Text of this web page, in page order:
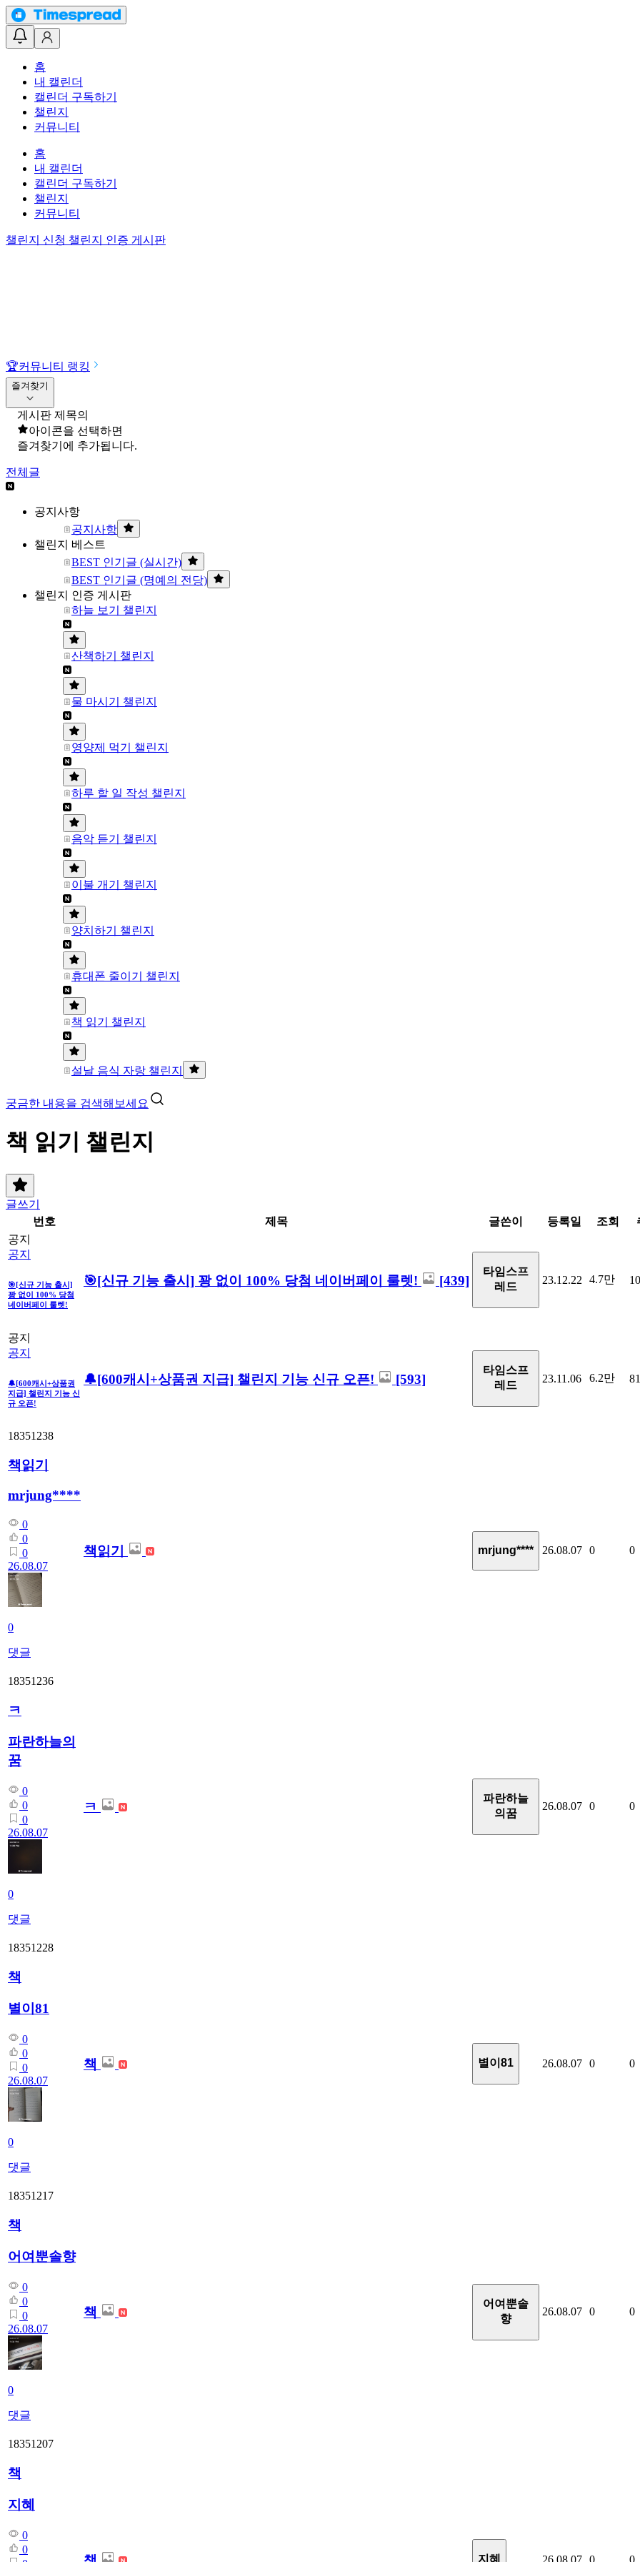
홈
내 캘린더
캘린더 구독하기
챌린지
커뮤니티
홈
내 캘린더
캘린더 구독하기
챌린지
커뮤니티
챌린지 신청 챌린지 인증 게시판
🏆커뮤니티 랭킹
즐겨찾기
게시판 제목의
아이콘을 선택하면
즐겨찾기에 추가됩니다.
전체글
공지사항
공지사항
챌린지 베스트
BEST 인기글 (실시간)
BEST 인기글 (명예의 전당)
챌린지 인증 게시판
하늘 보기 챌린지
산책하기 챌린지
물 마시기 챌린지
영양제 먹기 챌린지
하루 할 일 작성 챌린지
음악 듣기 챌린지
이불 개기 챌린지
양치하기 챌린지
휴대폰 줄이기 챌린지
책 읽기 챌린지
설날 음식 자랑 챌린지
궁금한 내용을 검색해보세요
책 읽기 챌린지
글쓰기
번호
제목 글쓴이 등록일 조회
공지
공지
🎯[신규 기능 출시]
꽝 없이 100% 당첨
네이버페이 룰렛!
🎯[신규 기능 출시] 꽝 없이 100% 당첨 네이버페이 룰렛! [439]
타임스프
레드
23.12.22 4.7만
공지
공지
🔔[600캐시+상품권
지급] 챌린지 기능 신
규 오픈!
🔔[600캐시+상품권 지급] 챌린지 기능 신규 오픈! [593]
타임스프
레드
23.11.06 6.2만 81
18351238
책읽기
mrjung****
0
0
0
26.08.07
0
댓글
책읽기 mrjung**** 26.08.07 0 0
18351236
ㅋ
파란하늘의
꿈
0
0
0
26.08.07
0
댓글
ㅋ
파란하늘
의꿈
26.08.07 0 0
18351228
책
별이81
0
0
0
26.08.07
0
댓글
책 별이81 26.08.07 0 0
18351217
책
어여뿐솔향
0
0
0
26.08.07
0
댓글
책
어여뿐솔
향
26.08.07 0 0
18351207
책
지혜
0
0
지혜 26.08.07 0 0